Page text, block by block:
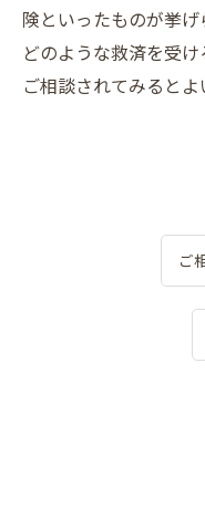
険といったものが挙
どのような救済を受
ご相談されてみるとよ
ご